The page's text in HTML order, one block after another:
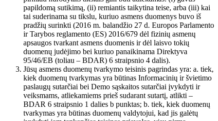
papildomą sutikimą, (ii) remiantis taikytina teise, arba (iii) kai
tai suderinama su tikslu, kuriuo asmens duomenys buvo iš
pradžių surinkti (2016 m. balandžio 27 d. Europos Parlamento
ir Tarybos reglamento (ES) 2016/679 dėl fizinių asmenų
apsaugos tvarkant asmens duomenis ir dėl laisvo tokių
duomenų judėjimo bei kuriuo panaikinama Direktyva
95/46/EB (toliau – BDAR) 6 straipsnio 4 dalis).
Jūsų asmens duomenų tvarkymo teisinis pagrindas yra: a. tiek,
kiek duomenų tvarkymas yra būtinas Informacinių ir švietimo
paslaugų sutarčiai bei Demo sąskaitos sutarčiai įvykdyti ir
veiksmams, atliekamiems prieš sudarant sutartį, atlikti –
BDAR 6 straipsnio 1 dalies b punktas; b. tiek, kiek duomenų
tvarkymas yra būtinas duomenų valdytojui, kad jis galėtų